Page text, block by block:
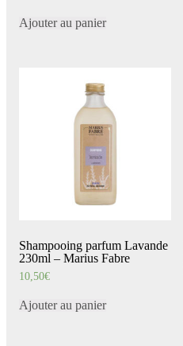
Ajouter au panier
Shampooing parfum Lavande
230ml – Marius Fabre
10,50€
Ajouter au panier